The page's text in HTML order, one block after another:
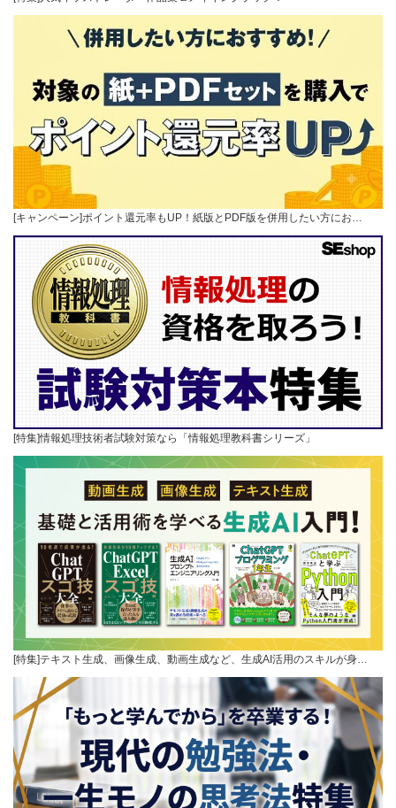
[キャンペーン]ポイント還元率もUP！紙版とPDF版を併用したい方にお…
[特集]情報処理技術者試験対策なら「情報処理教科書シリーズ」
[特集]テキスト生成、画像生成、動画生成など、生成AI活用のスキルが身…